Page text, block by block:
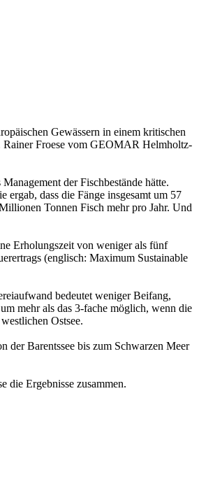
Gewässern in einem kritischen
Rainer Froese vom GEOMAR Helmholtz-
der Fischbestände hätte.
dass die Fänge insgesamt um 57
Tonnen Fisch mehr pro Jahr. Und
Erholungszeit von weniger als fünf
(englisch: Maximum Sustainable
bedeutet weniger Beifang,
mehr als das 3-fache möglich, wenn die
Ostsee.
der Barentssee bis zum Schwarzen Meer
die Ergebnisse zusammen.